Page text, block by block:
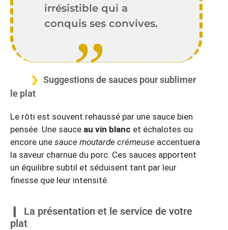
irrésistible qui a
conquis ses convives.
Suggestions de sauces pour sublimer
le plat
Le rôti est souvent rehaussé par une sauce bien
pensée. Une sauce au vin blanc et échalotes ou
encore une sauce moutarde crémeuse accentuera
la saveur charnue du porc. Ces sauces apportent
un équilibre subtil et séduisent tant par leur
finesse que leur intensité.
La présentation et le service de votre
plat